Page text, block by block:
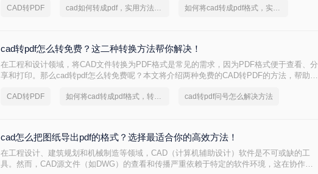
的高效方法。
CAD转PDF cad如何转成pdf，实用方法不要错过 如何将cad转成pdf格式，实用的方法来了
cad转pdf怎么转免费？这二种转换方法帮你解决！
在工程和设计领域，将CAD文件转换为PDF格式是常见的需求，因为PDF格式便于查看、分
享和打印。那么cad转pdf怎么转免费呢？本文将介绍两种免费的CAD转PDF的方法，帮助您
CAD转PDF 如何将cad转成pdf格式，转转大师帮你解决 cad转pdf问号怎么解决方法
cad怎么把图纸导出pdf的格式？选择最适合你的高效方法！
在工程设计、建筑规划和机械制造等领域，CAD（计算机辅助设计）软件是不可或缺的工
具。然而，CAD源文件（如DWG）的查看和传播严重依赖于特定的软件环境，这在协作、